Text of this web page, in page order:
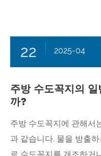
22 2025-04
주방 수도꼭지의
까?
주방 수도꼭지에 관해서
과 같습니다. 물을 방출